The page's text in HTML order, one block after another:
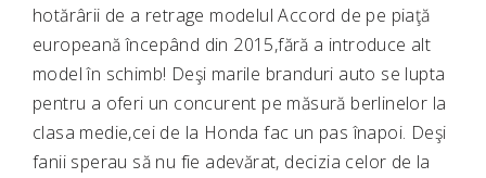
hotărârii de a retrage modelul Accord de pe piaţă
europeană începând din 2015,fără a introduce alt
model în schimb! Deşi marile branduri auto se lupta
pentru a oferi un concurent pe măsură berlinelor la
clasa medie,cei de la Honda fac un pas înapoi. Deşi
fanii sperau să nu fie adevărat, decizia celor de la